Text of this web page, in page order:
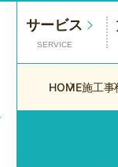
サービス
SERVICE
HOME施工事